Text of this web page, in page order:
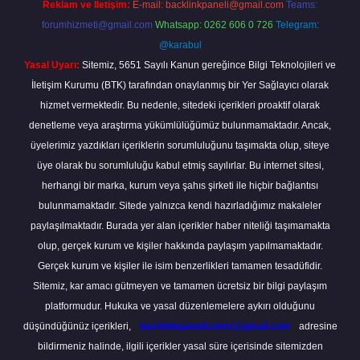
Reklam ve İletişim: E-mail: backlinkpaneli@gmail.com Teams:
forumhizmeti@gmail.com Whatsapp: 0262 606 0 726 Telegram:
@karabul
Yasal Uyarı: Sitemiz, 5651 Sayılı Kanun gereğince Bilgi Teknolojileri ve
İletişim Kurumu (BTK) tarafından onaylanmış bir Yer Sağlayıcı olarak
hizmet vermektedir. Bu nedenle, sitedeki içerikleri proaktif olarak
denetleme veya araştırma yükümlülüğümüz bulunmamaktadır. Ancak,
üyelerimiz yazdıkları içeriklerin sorumluluğunu taşımakta olup, siteye
üye olarak bu sorumluluğu kabul etmiş sayılırlar. Bu internet sitesi,
herhangi bir marka, kurum veya şahıs şirketi ile hiçbir bağlantısı
bulunmamaktadır. Sitede yalnızca kendi hazırladığımız makaleler
paylaşılmaktadır. Burada yer alan içerikler haber niteliği taşımamakta
olup, gerçek kurum ve kişiler hakkında paylaşım yapılmamaktadır.
Gerçek kurum ve kişiler ile isim benzerlikleri tamamen tesadüfidir.
Sitemiz, kar amacı gütmeyen ve tamamen ücretsiz bir bilgi paylaşım
platformudur. Hukuka ve yasal düzenlemelere aykırı olduğunu
düşündüğünüz içerikleri,
backlinkpanelicomtr@gmail.com
adresine
bildirmeniz halinde, ilgili içerikler yasal süre içerisinde sitemizden